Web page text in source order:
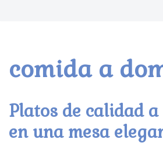
comida a
Platos de calidad
en una mesa